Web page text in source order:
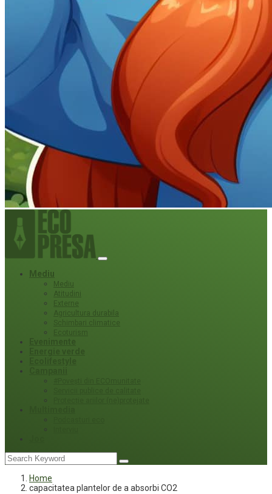
Mediu
Mediu
Atitudini
Externe
Agricultura durabila
Schimbari climatice
Ecoturism
Home
capacitatea plantelor de a absorbi CO2